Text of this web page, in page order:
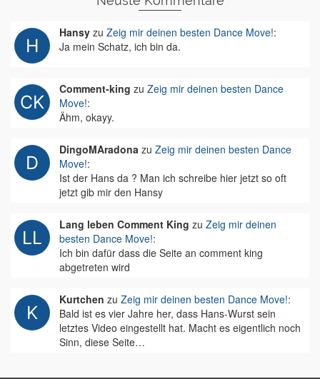
Hansy zu Zeig mir deinen besten Dance Move!:
Ja mein Schatz, ich bin da.
Comment-king zu Zeig mir deinen besten Dance
Move!:
Ähm, okayy.
DingoMAradona zu Zeig mir deinen besten Dance
Move!:
Ist der Hans da ? Man ich schreibe hier jetzt so oft
jetzt gib mir den Hansy
Lang leben Comment King zu Zeig mir deinen
besten Dance Move!:
Ich bin dafür dass die Seite an comment king
abgetreten wird
Kurtchen zu Zeig mir deinen besten Dance Move!:
Bald ist es vier Jahre her, dass Hans-Wurst sein
letztes Video eingestellt hat. Macht es eigentlich noch
Sinn, diese Seite…